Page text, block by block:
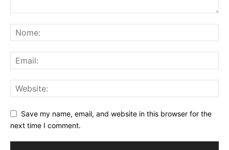
Save my name, email, and website in this browser for the
next time I comment.